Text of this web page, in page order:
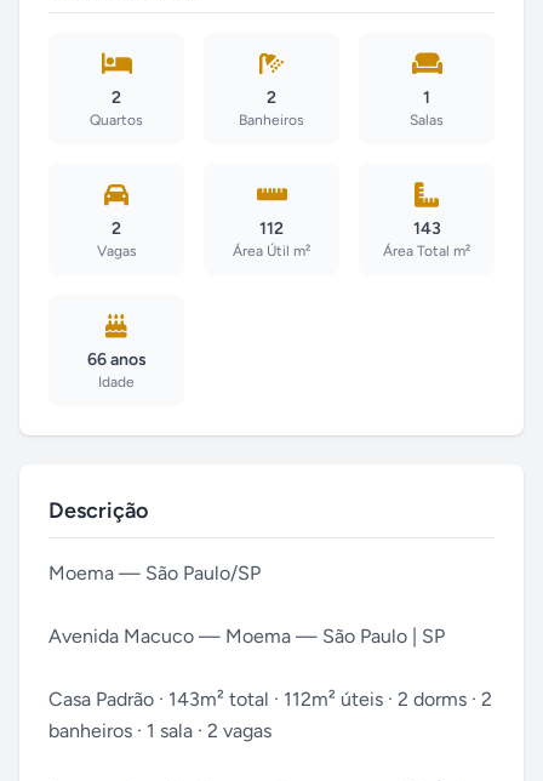
2
Quartos
2
Banheiros
1
Salas
2
Vagas
112
Área Útil m²
143
Área Total m²
66 anos
Idade
Descrição
Moema — São Paulo/SP
Avenida Macuco — Moema — São Paulo | SP
Casa Padrão · 143m² total · 112m² úteis · 2 dorms · 2
banheiros · 1 sala · 2 vagas